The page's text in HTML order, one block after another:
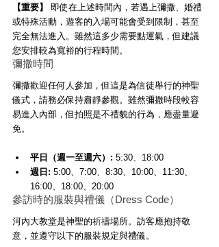
【重要】
即使在上述時間內，若遇上彌撒、婚禮
或特殊活動，遊客的入場可能會受到限制，甚至
完全無法進入。雖然這多少需要點運氣，但建議
您安排較為寬裕的行程時間。
彌撒時間
彌撒歡迎任何人參加，但這是為信徒舉行的神聖
儀式，請務必保持肅靜參觀。雖然彌撒時段較容
易進入內部，但拍照是不禮貌的行為，應盡量避
免。
平日（週一至週六）: 5:30、18:00
週日: 5:00、7:00、8:30、10:00、11:30、
16:00、18:00、20:00
參訪時的服裝與禮儀（Dress Code）
河內大教堂是神聖的祈禱場所。訪客應抱持敬
意，並遵守以下的服裝規定與禮儀。